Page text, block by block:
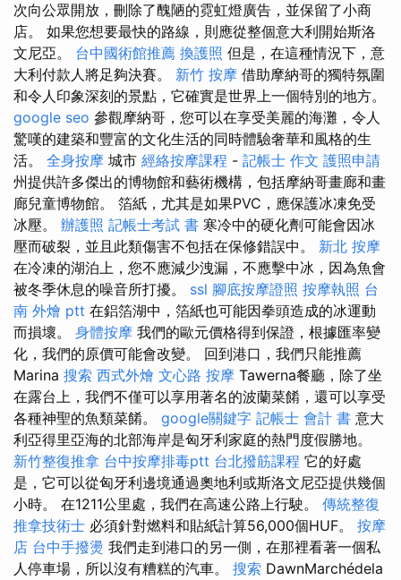
次向公眾開放，刪除了醜陋的霓虹燈廣告，並保留了小商
店。 如果您想要最快的路線，則應從整個意大利開始斯洛
文尼亞。 台中國術館推薦 換護照 但是，在這種情況下，意
大利付款人將足夠決賽。 新竹 按摩 借助摩納哥的獨特氛圍
和令人印象深刻的景點，它確實是世界上一個特別的地方。
google seo 參觀摩納哥，您可以在享受美麗的海灘，令人
驚嘆的建築和豐富的文化生活的同時體驗奢華和風格的生
活。 全身按摩 城市 經絡按摩課程 - 記帳士 作文 護照申請
州提供許多傑出的博物館和藝術機構，包括摩納哥畫廊和畫
廊兒童博物館。 箔紙，尤其是如果PVC，應保護冰凍免受
冰壓。 辦護照 記帳士考試 書 寒冷中的硬化劑可能會因冰
壓而破裂，並且此類傷害不包括在保修錯誤中。 新北 按摩
在冷凍的湖泊上，您不應減少洩漏，不應擊中冰，因為魚會
被冬季休息的噪音所打擾。 ssl 腳底按摩證照 按摩執照 台
南 外燴 ptt 在鋁箔湖中，箔紙也可能因拳頭造成的冰運動
而損壞。 身體按摩 我們的歐元價格得到保證，根據匯率變
化，我們的原價可能會改變。 回到港口，我們只能推薦
Marina 搜索 西式外燴 文心路 按摩 Tawerna餐廳，除了坐
在露台上，我們不僅可以享用著名的波蘭菜餚，還可以享受
各種神聖的魚類菜餚。 google關鍵字 記帳士 會計 書 意大
利亞得里亞海的北部海岸是匈牙利家庭的熱門度假勝地。
新竹整復推拿 台中按摩排毒ptt 台北撥筋課程 它的好處
是，它可以從匈牙利邊境通過奧地利或斯洛文尼亞提供幾個
小時。 在1211公里處，我們在高速公路上行駛。 傳統整復
推拿技術士 必須針對燃料和貼紙計算56,000個HUF。 按摩
店 台中手撥燙 我們走到港口的另一側，在那裡看著一個私
人停車場，所以沒有糟糕的汽車。 搜索 DawnMarchédela